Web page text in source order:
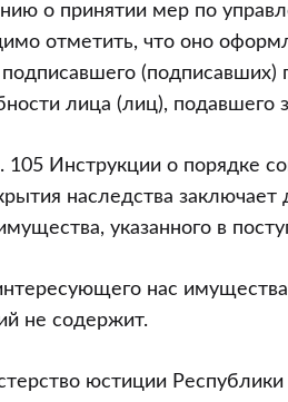
о принятии мер по
отметить, что оно
лица (лиц), подавшего
105 Инструкции о порядке
наследства заключает
указанного в
нас
не содержит.
юстиции